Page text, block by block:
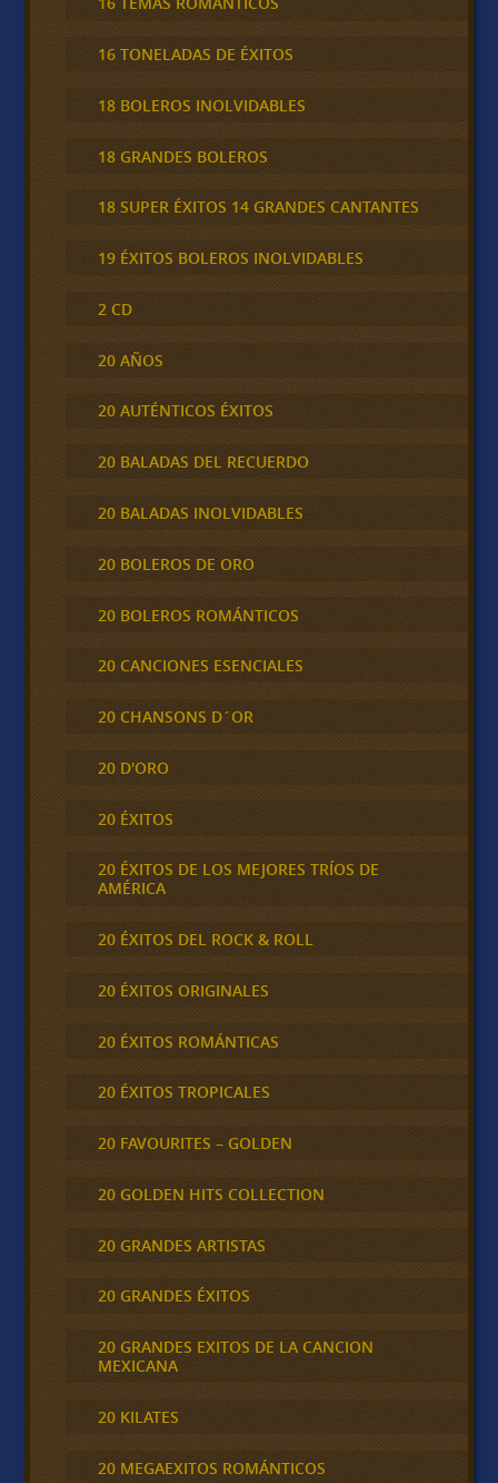
16 TONELADAS DE ÉXITOS
18 BOLEROS INOLVIDABLES
18 GRANDES BOLEROS
18 SUPER ÉXITOS 14 GRANDES CANTANTES
19 ÉXITOS BOLEROS INOLVIDABLES
2 CD
20 AÑOS
20 AUTÉNTICOS ÉXITOS
20 BALADAS DEL RECUERDO
20 BALADAS INOLVIDABLES
20 BOLEROS DE ORO
20 BOLEROS ROMÁNTICOS
20 CANCIONES ESENCIALES
20 CHANSONS D´OR
20 D'ORO
20 ÉXITOS
20 ÉXITOS DE LOS MEJORES TRÍOS DE
AMÉRICA
20 ÉXITOS DEL ROCK & ROLL
20 ÉXITOS ORIGINALES
20 ÉXITOS ROMÁNTICAS
20 ÉXITOS TROPICALES
20 FAVOURITES – GOLDEN
20 GOLDEN HITS COLLECTION
20 GRANDES ARTISTAS
20 GRANDES ÉXITOS
20 GRANDES EXITOS DE LA CANCION
MEXICANA
20 KILATES
20 MEGAEXITOS ROMÁNTICOS